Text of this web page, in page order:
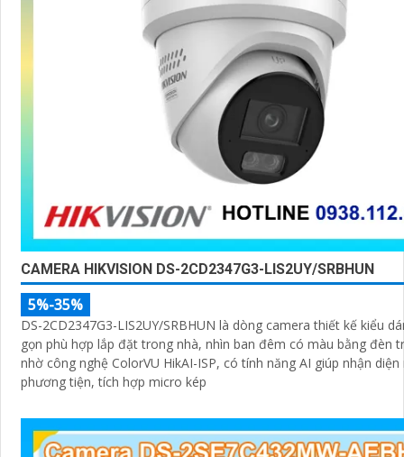
CAMERA HIKVISION DS-2CD2347G3-LIS2UY/SRBHUN
5%-35%
DS-2CD2347G3-LIS2UY/SRBHUN là dòng camera thiết kế kiểu
gọn phù hợp lắp đặt trong nhà, nhìn ban đêm có màu bằng đèn
nhờ công nghệ ColorVU HikAI-ISP, có tính năng AI giúp nhận
phương tiện, tích hợp micro kép